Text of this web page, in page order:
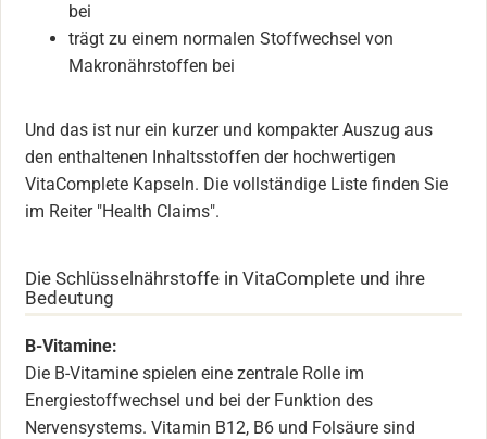
bei
trägt zu einem normalen Stoffwechsel von
Makronährstoffen bei
Und das ist nur ein kurzer und kompakter Auszug aus
den enthaltenen Inhaltsstoffen der hochwertigen
VitaComplete Kapseln. Die vollständige Liste finden Sie
im Reiter "Health Claims".
Die Schlüsselnährstoffe in VitaComplete und ihre
Bedeutung
B-Vitamine:
Die B-Vitamine spielen eine zentrale Rolle im
Energiestoffwechsel und bei der Funktion des
Nervensystems. Vitamin B12, B6 und Folsäure sind